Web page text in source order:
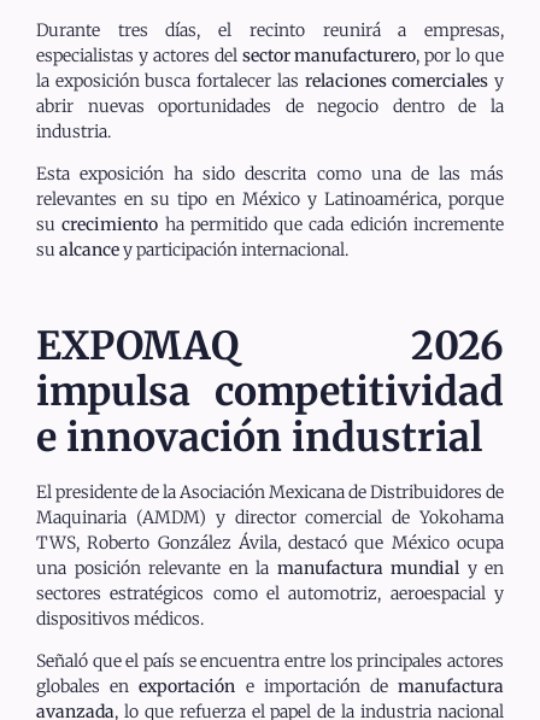
Durante tres días, el recinto reunirá a empresas,
especialistas y actores del sector manufacturero, por lo que
la exposición busca fortalecer las relaciones comerciales y
abrir nuevas oportunidades de negocio dentro de la
industria.
Esta exposición ha sido descrita como una de las más
relevantes en su tipo en México y Latinoamérica, porque
sucrecimiento ha permitido que cada edición incremente
su alcancey participación internacional.
EXPOMAQ 2026
impulsa competitividad
e innovación industrial
El presidente de la Asociación Mexicana de Distribuidores de
Maquinaria (AMDM) y director comercial de Yokohama
TWS, Roberto González Ávila, destacó que México ocupa
una posición relevante en la manufactura mundial y en
sectores estratégicos como el automotriz, aeroespacial y
dispositivos médicos.
Señaló que el país se encuentra entre los principales actores
globales enexportación e importación demanufactura
avanzada, lo que refuerza el papel de la industria nacional